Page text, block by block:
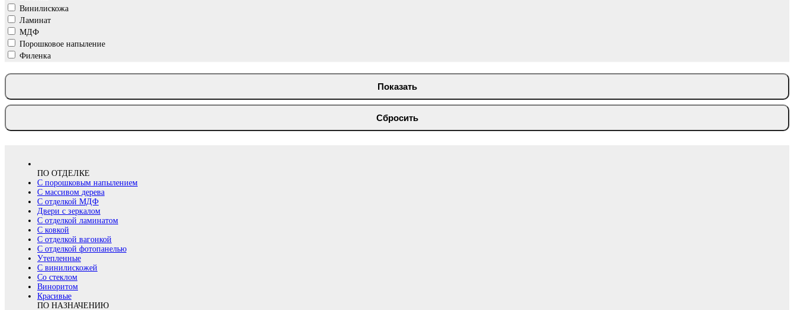
Винилискожа
Ламинат
МДФ
Порошковое напыление
Филенка
ПО ОТДЕЛКЕ
С порошковым напылением
С массивом дерева
С отделкой МДФ
Двери с зеркалом
С отделкой ламинатом
С ковкой
С отделкой вагонкой
С отделкой фотопанелью
Утепленные
С винилискожей
Со стеклом
Виноритом
Красивые
ПО НАЗНАЧЕНИЮ